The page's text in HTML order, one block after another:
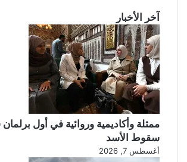
آخر الأخبار
ممثلة وأكاديمية وروائية في أول
سقوط الأسد
أغسطس 7, 2026